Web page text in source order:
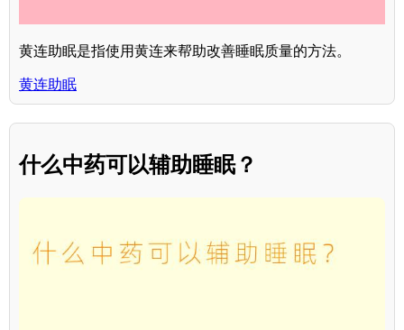
黄连助眠是指使用黄连来帮助改善睡眠质量的方法。
黄连助眠
什么中药可以辅助睡眠？